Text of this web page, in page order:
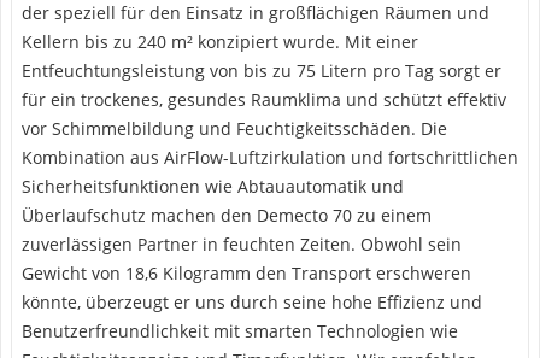
der speziell für den Einsatz in großflächigen Räumen und
Kellern bis zu 240 m² konzipiert wurde. Mit einer
Entfeuchtungsleistung von bis zu 75 Litern pro Tag sorgt er
für ein trockenes, gesundes Raumklima und schützt effektiv
vor Schimmelbildung und Feuchtigkeitsschäden. Die
Kombination aus AirFlow-Luftzirkulation und fortschrittlichen
Sicherheitsfunktionen wie Abtauautomatik und
Überlaufschutz machen den Demecto 70 zu einem
zuverlässigen Partner in feuchten Zeiten. Obwohl sein
Gewicht von 18,6 Kilogramm den Transport erschweren
könnte, überzeugt er uns durch seine hohe Effizienz und
Benutzerfreundlichkeit mit smarten Technologien wie